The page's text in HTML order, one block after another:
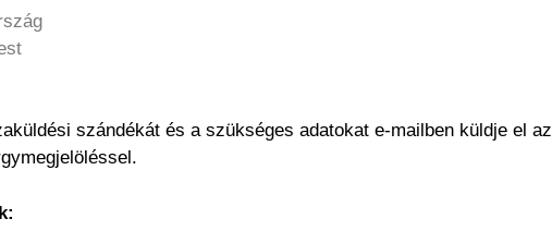
szándékát és a szükséges adatokat e-mailben küldje el az